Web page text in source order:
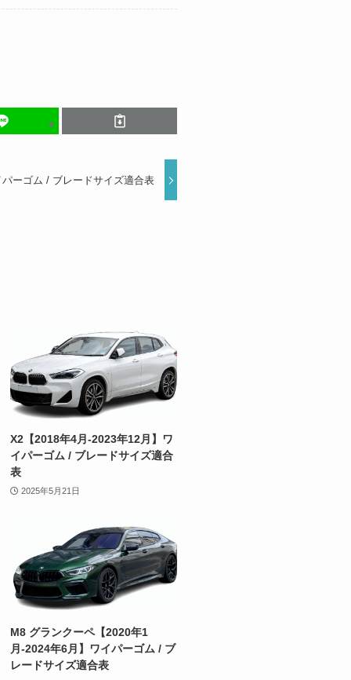
ーゴム / ブレードサイズ適合表
X2【2018年4月-2023年12月】ワ
イパーゴム / ブレードサイズ適合
表
2025年5月21日
M8 グランクーペ【2020年1
月-2024年6月】ワイパーゴム / ブ
レードサイズ適合表